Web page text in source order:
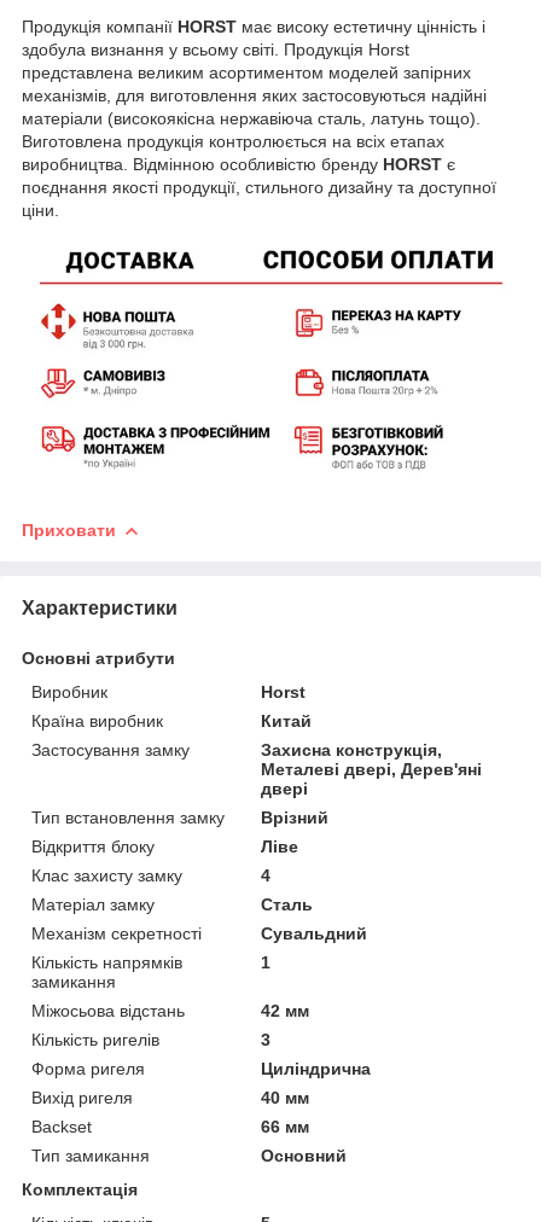
Продукція компанії HORST має високу естетичну цінність і
здобула визнання у всьому світі. Продукція Horst
представлена великим асортиментом моделей запірних
механізмів, для виготовлення яких застосовуються надійні
матеріали (високоякісна нержавіюча сталь, латунь тощо).
Виготовлена продукція контролюється на всіх етапах
виробництва. Відмінною особливістю бренду HORST є
поєднання якості продукції, стильного дизайну та доступної
ціни.
Приховати
Характеристики
Основні атрибути
Виробник
Horst
Країна виробник
Китай
Застосування замку
Захисна конструкція,
Металеві двері, Дерев'яні
двері
Тип встановлення замку
Врізний
Відкриття блоку
Ліве
Клас захисту замку
4
Матеріал замку
Сталь
Механізм секретності
Сувальдний
Кількість напрямків
замикання
1
Міжосьова відстань
42 мм
Кількість ригелів
3
Форма ригеля
Циліндрична
Вихід ригеля
40 мм
Backset
66 мм
Тип замикання
Основний
Комплектація